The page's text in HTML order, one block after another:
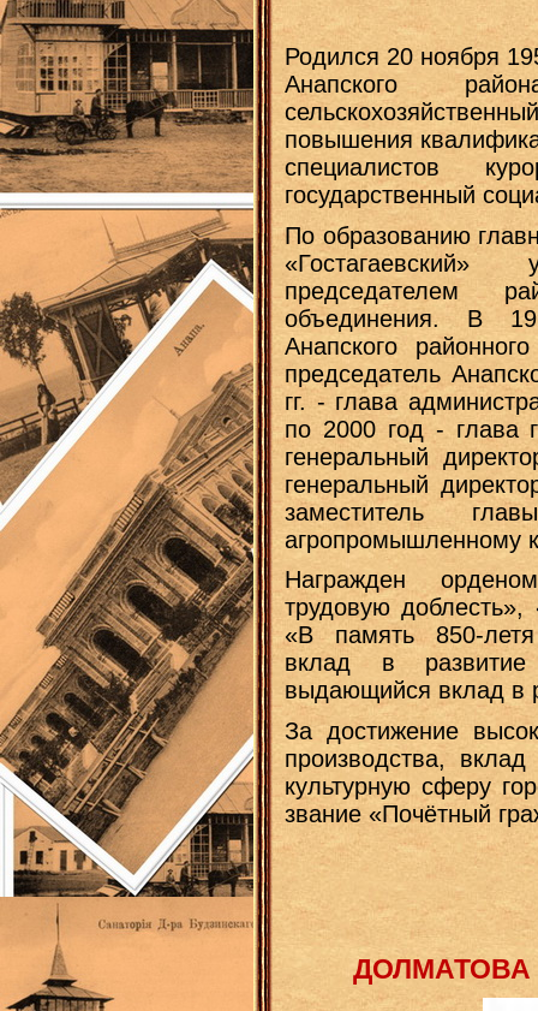
Родился 20 ноября
Анапского
повышения
специалистов
государственный
По образованию
«Гостагаевский»
председателем
объединения. В
Анапского
председатель
гг. - глава
по 2000 год - глава
генеральный
генеральный
заместитель
агропромышленному
Награжден
трудовую
«В память 850-
вклад в
выдающийся вклад в
За достижение
производства,
культурную сферу
звание «Почётный
ДОЛМАТОВА